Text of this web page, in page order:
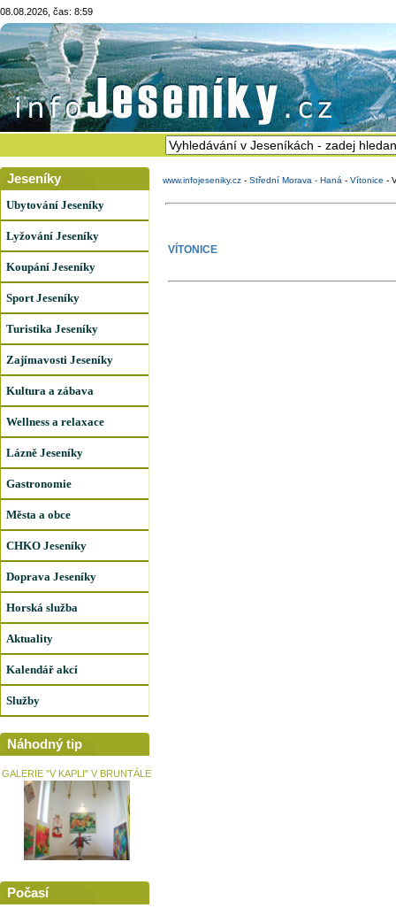
08.08.2026, čas: 8:59
Jeseníky
Ubytování Jeseníky
Lyžování Jeseníky
Koupání Jeseníky
Sport Jeseníky
Turistika Jeseníky
Zajímavosti Jeseníky
Kultura a zábava
Wellness a relaxace
Lázně Jeseníky
Gastronomie
Města a obce
CHKO Jeseníky
Doprava Jeseníky
Horská služba
Aktuality
Kalendář akcí
Služby
Náhodný tip
GALERIE "V KAPLI" V BRUNTÁLE
Počasí
www.infojeseniky.cz - Střední Morava - Haná - Vítonice -
VÍTONICE